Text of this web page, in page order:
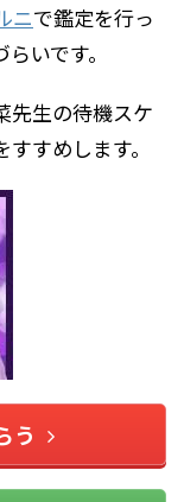
ニで鑑定を行っ
いです。
先生の待機スケ
すめします。
う